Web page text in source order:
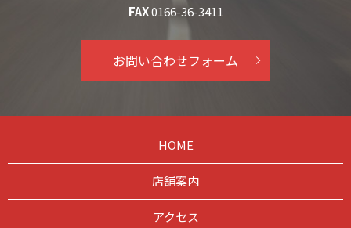
FAX0166-36-3411
お問い合わせフォーム
HOME
店舗案内
アクセス